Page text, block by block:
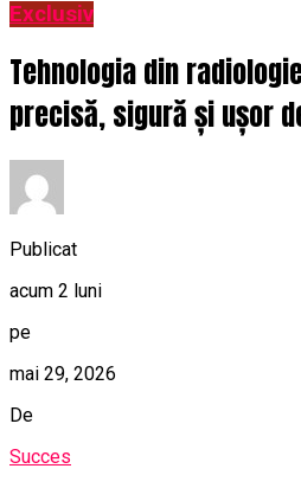
Exclusiv
Tehnologia din
precisă, sigură și ușor
Publicat
acum 2 luni
pe
mai 29, 2026
De
Succes